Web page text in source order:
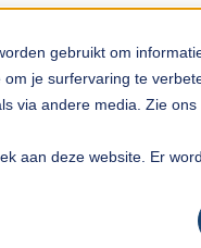
gebruikt om
je surfervaring te
via andere media. Zie
aan deze website. Er